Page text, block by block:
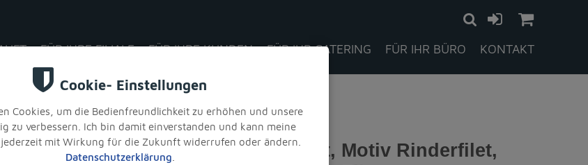
FÜR IHRE FILIALE FÜR IHRE KUNDEN FÜR IHR CATERING FÜR IHR BÜRO KONTAKT
bedruckt, Motiv Rinderfilet, Lendenbraten - saftiges Filet
Produkt bewerten
Fotoleinwand bedruckt, Motiv Rinderfilet,